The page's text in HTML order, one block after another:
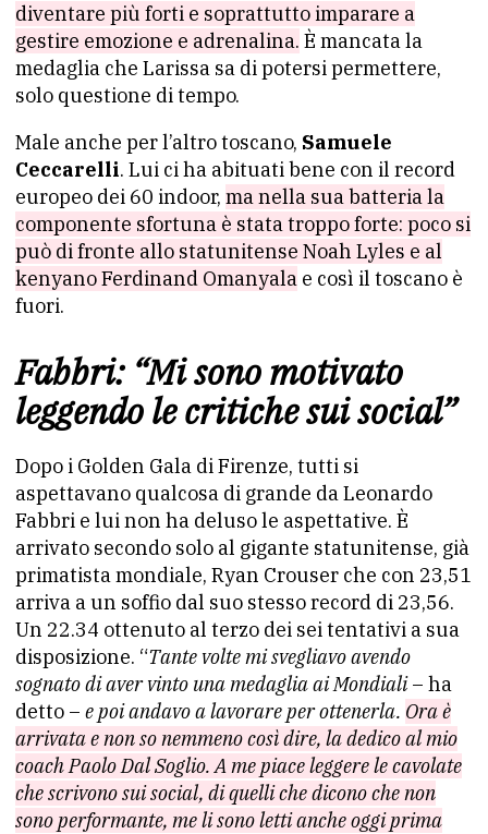
diventare più forti e soprattutto imparare a
gestire emozione e adrenalina. È mancata la
medaglia che Larissa sa di potersi permettere,
solo questione di tempo.
Male anche per l’altro toscano, Samuele
Ceccarelli. Lui ci ha abituati bene con il record
europeo dei 60 indoor, ma nella sua batteria la
componente sfortuna è stata troppo forte: poco si
può di fronte allo statunitense Noah Lyles e al
kenyano Ferdinand Omanyala e così il toscano è
fuori.
Fabbri: “Mi sono motivato
leggendo le critiche sui social”
Dopo i Golden Gala di Firenze, tutti si
aspettavano qualcosa di grande da Leonardo
Fabbri e lui non ha deluso le aspettative. È
arrivato secondo solo al gigante statunitense, già
primatista mondiale, Ryan Crouser che con 23,51
arriva a un soffio dal suo stesso record di 23,56.
Un 22.34 ottenuto al terzo dei sei tentativi a sua
disposizione. “Tante volte mi svegliavo avendo
sognato di aver vinto una medaglia ai Mondiali– ha
detto – e poi andavo a lavorare per ottenerla. Ora è
arrivata e non so nemmeno così dire, la dedico al mio
coach Paolo Dal Soglio. A me piace leggere le cavolate
che scrivono sui social, di quelli che dicono che non
sono performante, me li sono letti anche oggi prima